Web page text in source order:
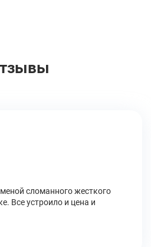
сломанного жесткого
Все устроило и цена и